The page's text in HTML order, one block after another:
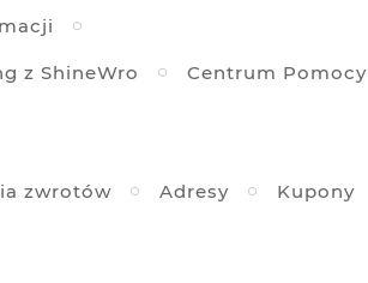
z ShineWro Centrum Pomocy
zwrotów Adresy Kupony